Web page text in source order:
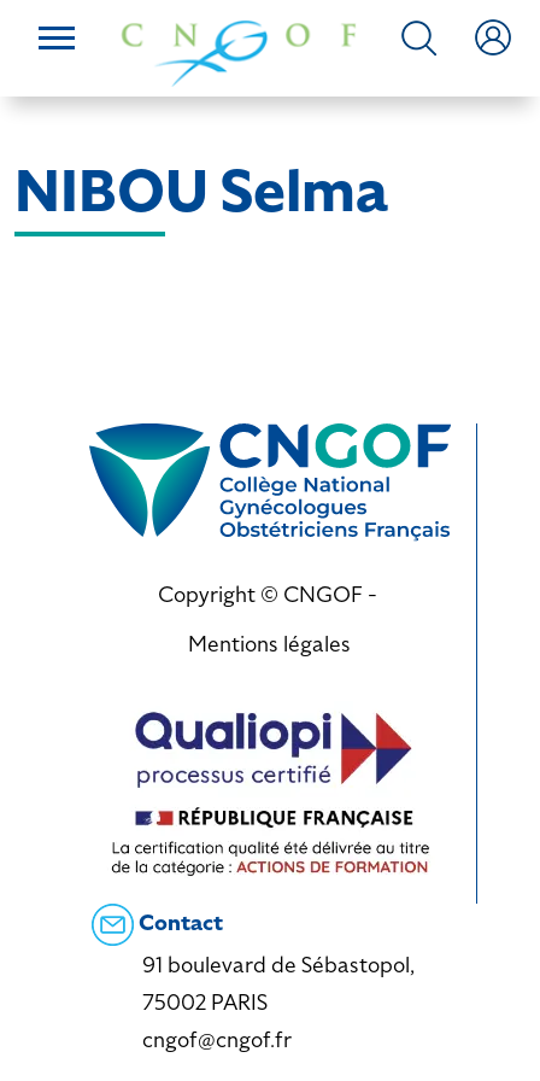
NIBOU Selma
Copyright © CNGOF -
Mentions légales
Contact
91 boulevard de Sébastopol,
75002 PARIS
cngof@cngof.fr